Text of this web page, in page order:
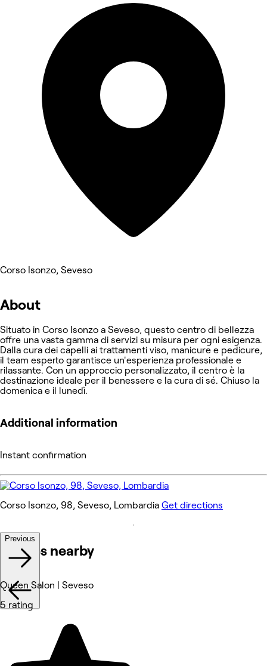
Corso Isonzo, Seveso
About
Situato in Corso Isonzo a Seveso, questo centro di bellezza
offre una vasta gamma di servizi su misura per ogni esigenza.
Dalla cura dei capelli ai trattamenti viso, manicure e pedicure,
il team esperto garantisce un'esperienza professionale e
rilassante. Con un approccio personalizzato, il centro è la
destinazione ideale per il benessere e la cura di sé. Chiuso la
domenica e il lunedì.
Additional information
Instant confirmation
Corso Isonzo, 98, Seveso, Lombardia Get directions
Venues nearby
Previous
Queen Salon | Seveso
5 rating